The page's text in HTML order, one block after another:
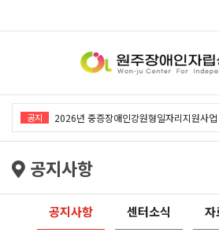
공지 2026년 중증장애인강원형일자리지원사
2026년 원주장애인자립생활센터 사회복
2026년 중증장애인동료상담사업 동료상담
공지사항
공지사항 센터소식 자